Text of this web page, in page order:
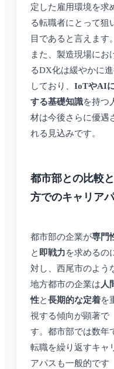
定した雇用環境を求
る転職者にとって狙
目であると言えます。
また、製造現場にお
るDX化は緩やかに
しており、 IoTやAI
する基礎知識を持つ
材は今後さらに優遇
れる見込みです。
都市部との比較
方でのキャリア
都市部の企業が専門
と 即戦力を求めるの
対し、西尾市のよう
地方都市の企業は 人
性と長期的な定着を
視する傾向が顕著で
す。都市部では数年
転職を繰り返すキャ
アパスも一般的です